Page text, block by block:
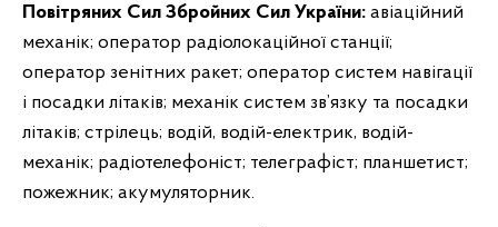
Повітряних Сил Збройних Сил України: авіаційний
механік; оператор радіолокаційної станції;
оператор зенітних ракет; оператор систем навігації
і посадки літаків; механік систем зв’язку та посадки
літаків; стрілець; водій, водій-електрик, водій-
механік; радіотелефоніст; телеграфіст; планшетист;
пожежник; акумуляторник.